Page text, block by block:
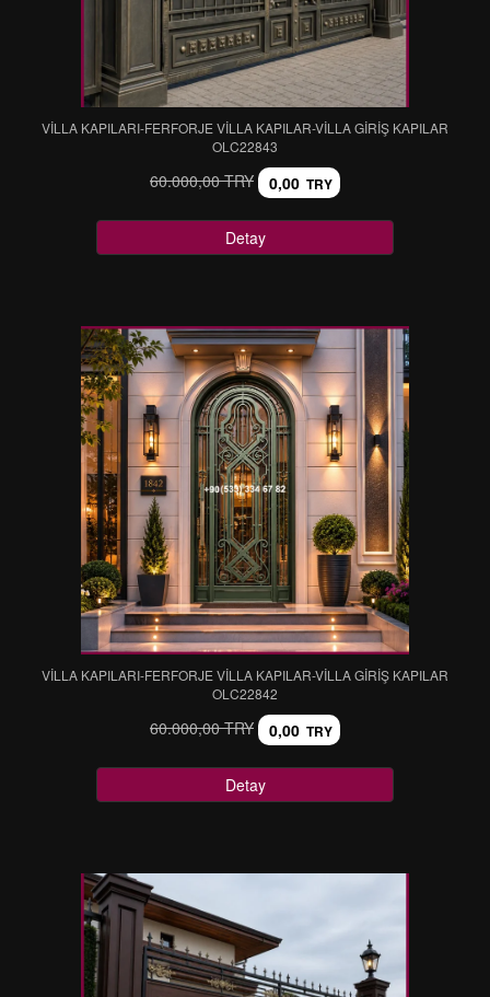
VİLLA KAPILARI-FERFORJE VİLLA KAPILAR-VİLLA GİRİŞ KAPILAR
OLC22843
60.000,00 TRY 0,00 TRY
Detay
VİLLA KAPILARI-FERFORJE VİLLA KAPILAR-VİLLA GİRİŞ KAPILAR
OLC22842
60.000,00 TRY 0,00 TRY
Detay